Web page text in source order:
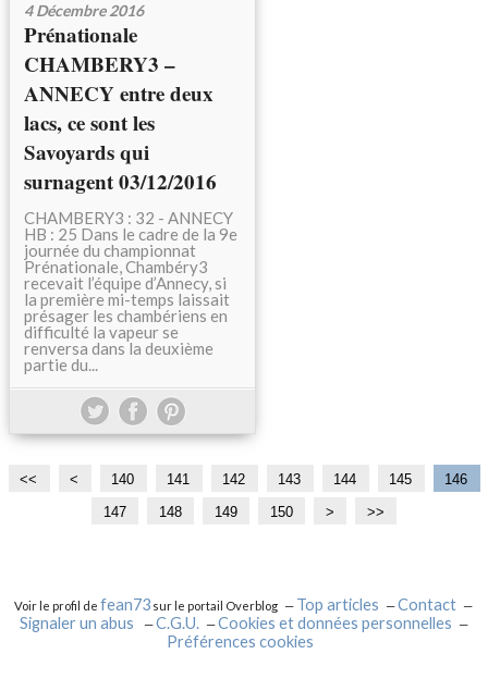
4 Décembre 2016
Prénationale
CHAMBERY3 –
ANNECY entre deux
lacs, ce sont les
Savoyards qui
surnagent 03/12/2016
CHAMBERY3 : 32 - ANNECY
HB : 25 Dans le cadre de la 9e
journée du championnat
Prénationale, Chambéry3
recevait l’équipe d’Annecy, si
la première mi-temps laissait
présager les chambériens en
difficulté la vapeur se
renversa dans la deuxième
partie du...
<< <
1
0
1
1
1
2
1
3
140 141 142 143 144 145
146
147
148 149 150
1
1
1
1
2
3
4
> >>
Voir le profil defean73 sur le portail Overblog Top articles
Contact
Signaler un abus
C.G.U.
Cookies et données personnelles
Préférences cookies